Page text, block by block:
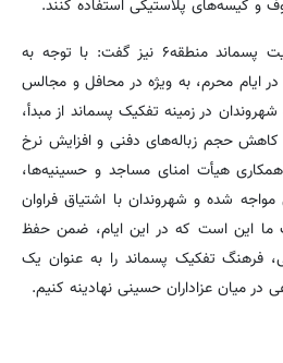
و کیسه‌های پلاستیکی استفاده کنند.
مجید بوربور رئیس اداره مدیریت پسماند منطقه۶ نیز گفت: با توجه به
ایام محرم، به ویژه در محافل و مجالس
در زمینه تفکیک پسماند از مبدأ،
کاهش حجم زباله‌های دفنی و افزایش نرخ
هیأت امنای مساجد و حسینیه‌ها،
مواجه شده و شهروندان با اشتیاق فراوان
این است که در این ایام، ضمن حفظ
فرهنگ تفکیک پسماند را به عنوان یک
میان عزاداران حسینی نهادینه کنیم.